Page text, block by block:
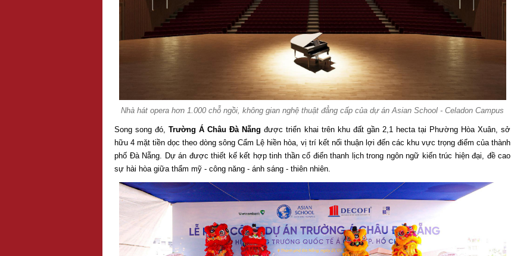
Nhà hát opera hơn 1.000 chỗ ngồi, không gian nghệ thuật đẳng cấp của dự án Asian School - Celadon Campus
Song song đó,Trường Á Châu Đà Nẵngđược triển khai trên khu đất gần 2,1 hecta tại Phường Hòa Xuân, sở
hữu 4 mặt tiền dọc theo dòng sông Cẩm Lệ hiền hòa, vị trí kết nối thuận lợi đến các khu vực trọng điểm của thành
phố Đà Nẵng. Dự án được thiết kế kết hợp tinh thần cổ điển thanh lịch trong ngôn ngữ kiến trúc hiện đại, đề cao
sự hài hòa giữa thẩm mỹ - công năng - ánh sáng - thiên nhiên.